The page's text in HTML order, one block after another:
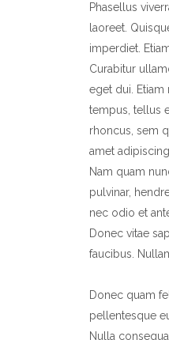
Phasellus
laoreet.
imperdiet.
Curabitur
eget dui. Etiam
tempus, tellus
rhoncus, sem
amet
Nam quam
pulvinar,
nec odio et
Donec vitae
faucibus.
Donec quam
pellentesque
Nulla